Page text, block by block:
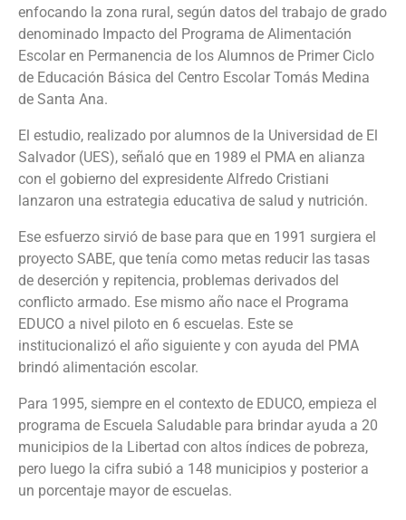
enfocando la zona rural, según datos del trabajo de grado
denominado Impacto del Programa de Alimentación
Escolar en Permanencia de los Alumnos de Primer Ciclo
de Educación Básica del Centro Escolar Tomás Medina
de Santa Ana.
El estudio, realizado por alumnos de la Universidad de El
Salvador (UES), señaló que en 1989 el PMA en alianza
con el gobierno del expresidente Alfredo Cristiani
lanzaron una estrategia educativa de salud y nutrición.
Ese esfuerzo sirvió de base para que en 1991 surgiera el
proyecto SABE, que tenía como metas reducir las tasas
de deserción y repitencia, problemas derivados del
conflicto armado. Ese mismo año nace el Programa
EDUCO a nivel piloto en 6 escuelas. Este se
institucionalizó el año siguiente y con ayuda del PMA
brindó alimentación escolar.
Para 1995, siempre en el contexto de EDUCO, empieza el
programa de Escuela Saludable para brindar ayuda a 20
municipios de la Libertad con altos índices de pobreza,
pero luego la cifra subió a 148 municipios y posterior a
un porcentaje mayor de escuelas.